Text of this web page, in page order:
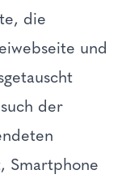
die
und
der
Smartphone